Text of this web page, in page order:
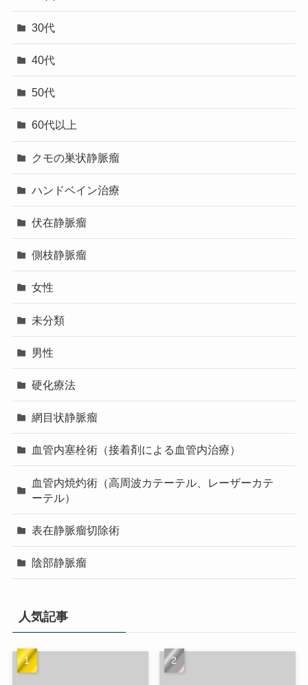
30代
40代
50代
60代以上
クモの巣状静脈瘤
ハンドベイン治療
伏在静脈瘤
側枝静脈瘤
女性
未分類
男性
硬化療法
網目状静脈瘤
血管内塞栓術（接着剤による血管内治療）
血管内焼灼術（高周波カテーテル、レーザーカテ
ーテル）
表在静脈瘤切除術
陰部静脈瘤
人気記事